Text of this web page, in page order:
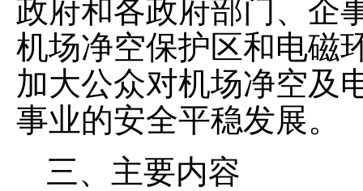
政府和各政府部门、企
机场净空保护区和电磁
加大公众对机场净空及
事业的安全平稳发展。
三、 主要内容